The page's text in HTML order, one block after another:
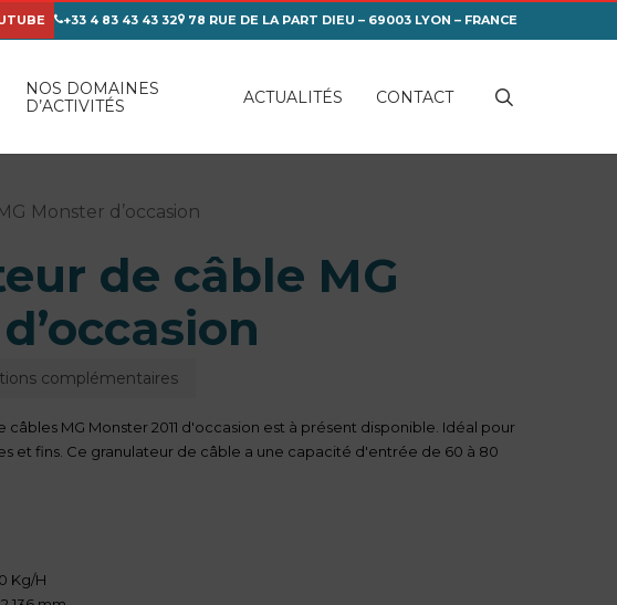
+33 4 83 43 43 32 78 RUE DE LA PART DIEU – 69003 LYON – FRANCE
NOS DOMAINES
D’ACTIVITÉS
ACTUALITÉS CONTACT
Monster d’occasion
de câble MG
complémentaires
MG Monster 2011 d'occasion est à présent disponible. Idéal pour
et fins. Ce granulateur de câble a une capacité d'entrée de 60 à 80
Kg/H